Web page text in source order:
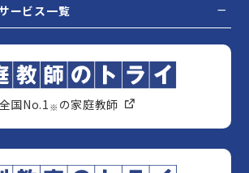
ービス一覧
全国No.1 ※ の家庭教師